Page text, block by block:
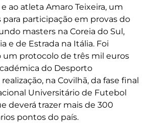
ao atleta Amaro Teixeira, um
participação em provas do
masters na Coreia do Sul,
e de Estrada na Itália. Foi
protocolo de três mil euros
do Desporto
na Covilhã, da fase final
Universitário de Futebol
deverá trazer mais de 300
pontos do país.